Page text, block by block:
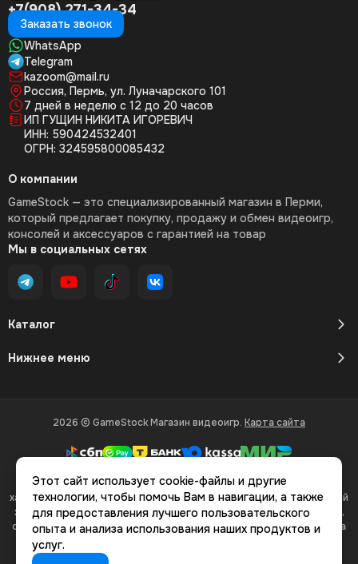
+7(908) 271-34-34
Заказать звонок
WhatsApp
Telegram
kazoom@mail.ru
Россия, Пермь, ул. Луначарского 101
7 дней в неделю с 12 до 20 часов
ИП ГУЩИН НИКИТА ИГОРЕВИЧ
ИНН: 590424532401
ОГРН: 324595800085432
Каталог
Нижнее меню
О компании
GameStock — это специализированный магазин в Перми,
который предлагает покупку, продажу и обмен видеоигр,
консолей и аксессуаров с гарантией на товар
Мы в социальных сетях
2026 © GameStock Магазин видеоигр. Карта сайта
Вся представленная на сайте информация, касающаяся
характеристик, стоимости товаров и услуг, носит информационный
характер и ни при каких условиях не является публичной офертой,
определяемой положениями Статьи 437(2) Гражданского кодекса
Этот сайт использует cookie-файлы и другие
технологии, чтобы помочь Вам в навигации, а также
для предоставления лучшего пользовательского
опыта и анализа использования наших продуктов и
услуг.